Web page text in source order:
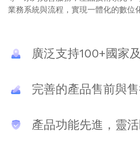
業務系統與流程，實現一體化的數位
廣泛支持100+國家
完善的產品售前與
產品功能先進，靈